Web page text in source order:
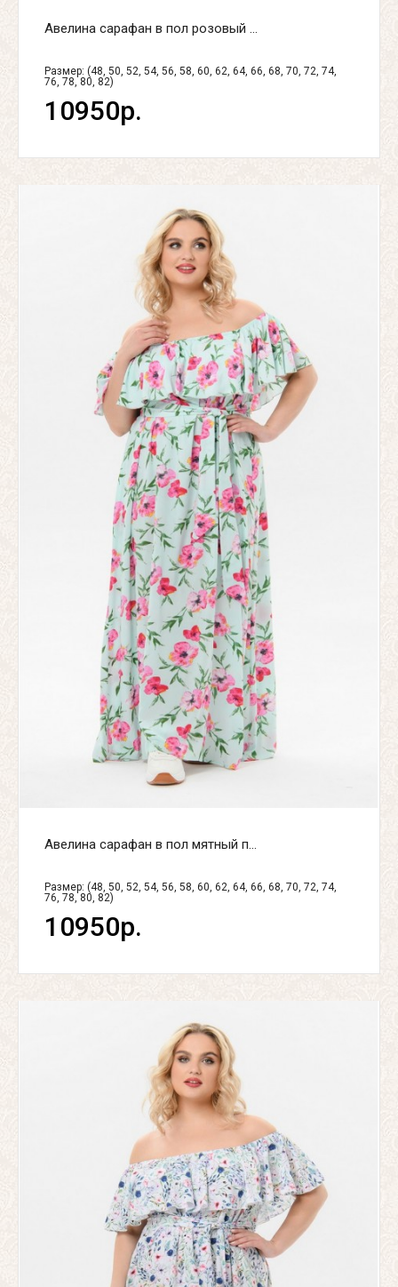
Авелина сарафан в пол розовый ...
Размер: (48, 50, 52, 54, 56, 58, 60, 62, 64, 66, 68, 70, 72, 74,
76, 78, 80, 82)
10950р.
Авелина сарафан в пол мятный п...
Размер: (48, 50, 52, 54, 56, 58, 60, 62, 64, 66, 68, 70, 72, 74,
76, 78, 80, 82)
10950р.